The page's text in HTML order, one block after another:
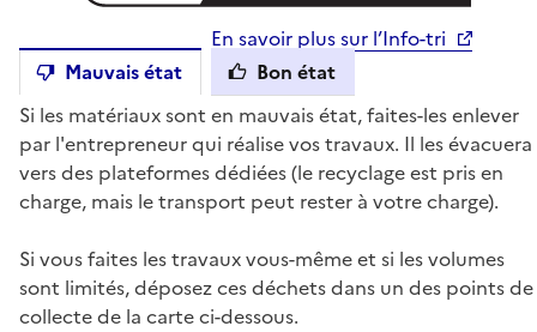
En savoir plus sur l’Info-tri
Mauvais état
Bon état
Si les matériaux sont en mauvais état, faites-les enlever
par l'entrepreneur qui réalise vos travaux. Il les évacuera
vers des plateformes dédiées (le recyclage est pris en
charge, mais le transport peut rester à votre charge).
Si vous faites les travaux vous-même et si les volumes
sont limités, déposez ces déchets dans un des points de
collecte de la carte ci-dessous.